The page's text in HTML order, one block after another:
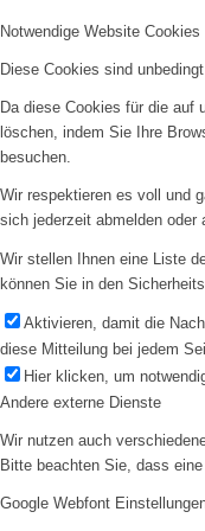
Notwendige Website Cookies
Diese Cookies sind
Da diese Cookies für die auf
löschen, indem Sie Ihre
besuchen.
Wir respektieren es voll und
sich jederzeit abmelden oder
Wir stellen Ihnen eine Liste
können Sie in den
Aktivieren, damit die
diese Mitteilung bei jedem
Hier klicken, um
Andere externe Dienste
Wir nutzen auch
Bitte beachten Sie, dass
Google Webfont